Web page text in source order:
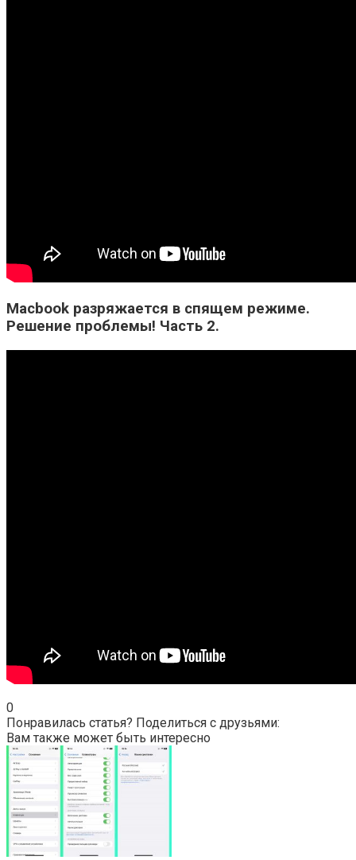
Macbook разряжается в спящем режиме.
Решение проблемы! Часть 2.
0
Понравилась статья? Поделиться с друзьями:
Вам также может быть интересно